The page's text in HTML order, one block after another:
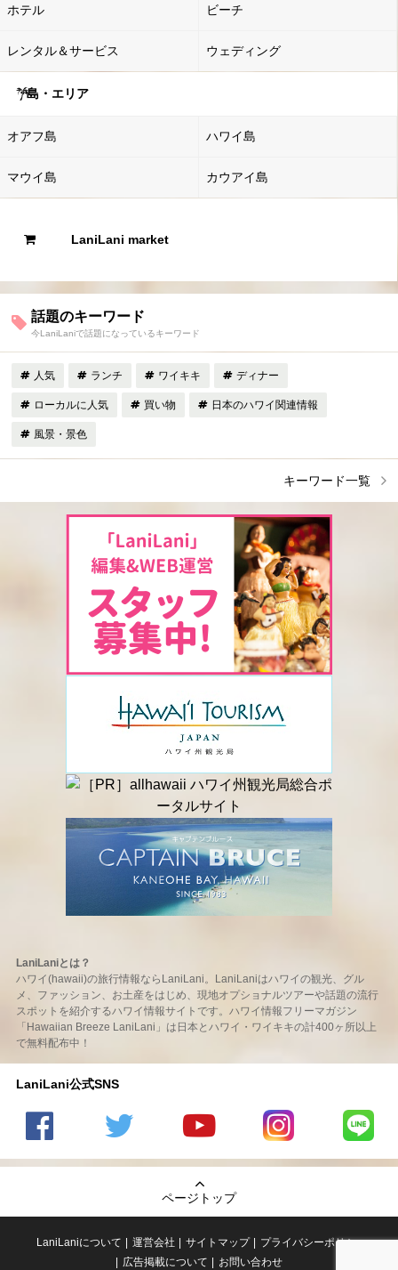
ホテル ビーチ
レンタル＆サービス ウェディング
島・エリア
オアフ島 ハワイ島
マウイ島 カウアイ島
LaniLani market
話題のキーワード
今LaniLaniで話題になっているキーワード
人気 ランチ ワイキキ ディナー
ローカルに人気 買い物 日本のハワイ関連情報
風景・景色
キーワード一覧
LaniLaniとは？
ハワイ(hawaii)の旅行情報ならLaniLani。LaniLaniはハワイの観光、グル
メ、ファッション、お土産をはじめ、現地オプショナルツアーや話題の流行
スポットを紹介するハワイ情報サイトです。ハワイ情報フリーマガジン
「Hawaiian Breeze LaniLani」は日本とハワイ・ワイキキの計400ヶ所以上
で無料配布中！
LaniLani公式SNS
の
のtwitter
の
Youtube
チャンネ
LaniLani
LaniLani
ページトップ
LaniLaniについて 運営会社 サイトマップ
プライバシーポリシー
広告掲載について
お問い合わせ